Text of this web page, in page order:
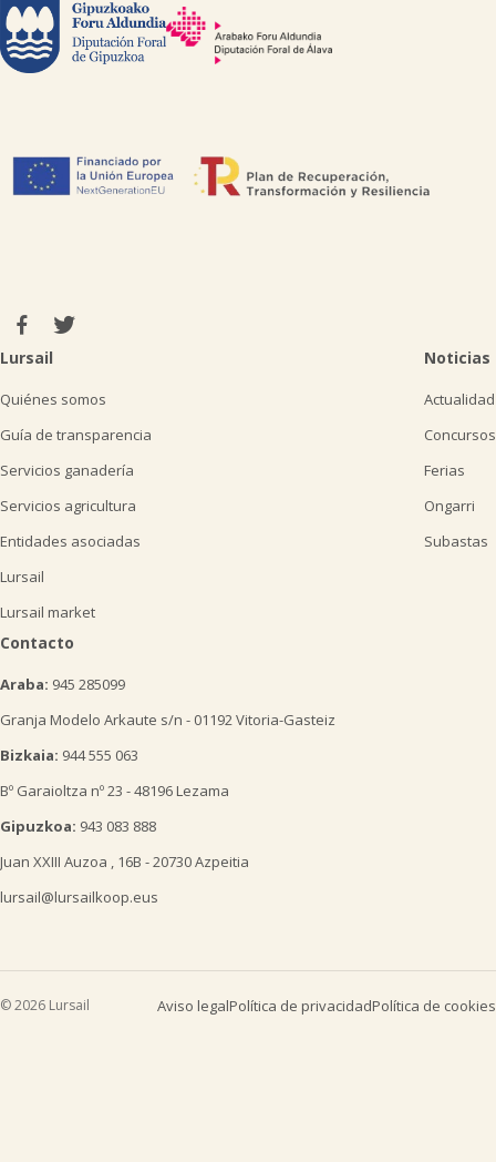
Lursail
Quiénes somos
Guía de transparencia
Servicios ganadería
Servicios agricultura
Entidades asociadas
Lursail
Lursail market
Noticias
Actualidad
Concursos
Ferias
Ongarri
Subastas
Contacto
Araba: 945 285099
Granja Modelo Arkaute s/n - 01192 Vitoria-Gasteiz
Bizkaia: 944 555 063
Bº Garaioltza nº 23 - 48196 Lezama
Gipuzkoa: 943 083 888
Juan XXIII Auzoa , 16B - 20730 Azpeitia
lursail@lursailkoop.eus
© 2026 Lursail Aviso legalPolítica de privacidadPolítica de cookies